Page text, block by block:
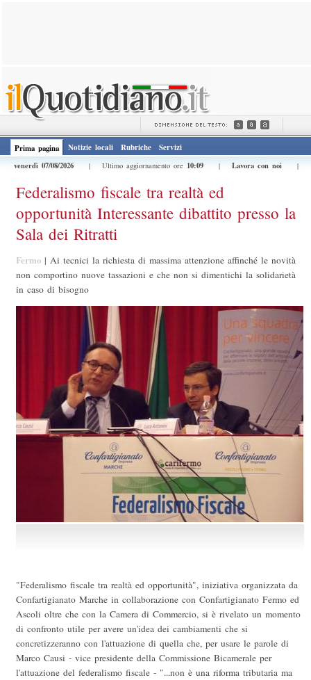
Prima pagina Notizie locali Rubriche
Servizi
venerdì 07/08/2026
| Ultimo aggiornamento ore 10:09 | Lavora con noi |
Federalismo fiscale tra realtà ed
opportunità Interessante dibattito presso la
Sala dei Ritratti
Fermo | Ai tecnici la richiesta di massima attenzione affinché le novità
non comportino nuove tassazioni e che non si dimentichi la solidarietà
in caso di bisogno
"Federalismo fiscale tra realtà ed opportunità", iniziativa organizzata da
Confartigianato Marche in collaborazione con Confartigianato Fermo ed
Ascoli oltre che con la Camera di Commercio, si è rivelato un momento
di confronto utile per avere un'idea dei cambiamenti che si
concretizzeranno con l'attuazione di quella che, per usare le parole di
Marco Causi - vice presidente della Commissione Bicamerale per
l'attuazione del federalismo fiscale - "...non è una riforma tributaria ma